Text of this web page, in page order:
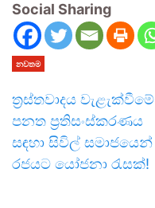
Social Sharing
නවතම
ත්‍රස්තවාදය වැළැක්වීමේ
පනත ප්‍රතිසංස්කරණය
සඳහා සිවිල් සමාජයෙන්
රජයට යෝජනා රැසක්!